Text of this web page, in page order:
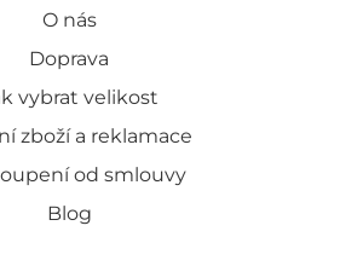
O nás
Doprava
vybrat velikost
zboží a reklamace
od smlouvy
Blog